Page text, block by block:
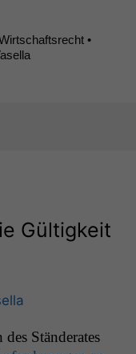
•
Gültigkeit
Stän­der­ates